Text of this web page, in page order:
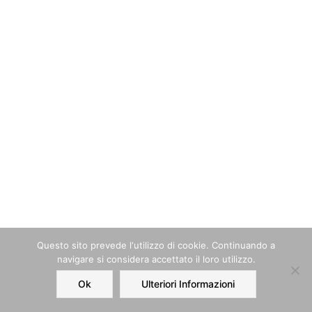
Home Order Account
Questo sito prevede l‘utilizzo di cookie. Continuando a
navigare si considera accettato il loro utilizzo.
Ok Ulteriori Informazioni